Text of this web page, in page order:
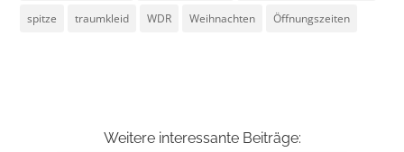
spitze traumkleid WDR Weihnachten Öffnungszeiten
Weitere interessante Beiträge: